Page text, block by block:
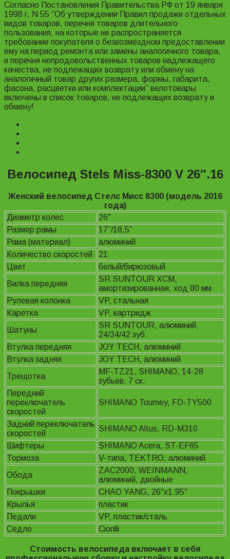
Согласно Постановления Правительства РФ от 19 января
1998 г. N 55 “Об утверждении Правил продажи отдельных
видов товаров, перечня товаров длительного
пользования, на которые не распространяется
требование покупателя о безвозмездном предоставлении
ему на период ремонта или замены аналогичного товара,
и перечня непродовольственных товаров надлежащего
качества, не подлежащих возврату или обмену на
аналогичный товар других размера, формы, габарита,
фасона, расцветки или комплектации” велотовары
включены в список товаров, не подлежащих возврату и
обмену!
Велосипед Stels Miss-8300 V 26″.16
Женский велосипед Стелс Мисс 8300 (модель 2016
года)
Диаметр колес
26″
Размер рамы
17”/18,5”
Рама (материал)
алюминий
Количество скоростей
21
Цвет
белый/бирюзовый
Вилка передняя
SR SUNTOUR XCM,
амортизированная, ход 80 мм
Рулевая колонка
VP, стальная
Каретка
VP, картридж
Шатуны
SR SUNTOUR, алюминий,
24/34/42 зуб.
Втулка передняя
JOY TECH, алюминий
Втулка задняя
JOY TECH, алюминий
Трещотка
MF-TZ21, SHIMANO, 14-28
зубьев, 7 ск.
Передний
переключатель
скоростей
SHIMANO Tourney, FD-TY500
Задний переключатель
скоростей
SHIMANO Altus, RD-M310
Шифтеры
SHIMANO Acera, ST-EF65
Тормоза
V-типа, TEKTRO, алюминий
Обода
ZAC2000, WEINMANN,
алюминий, двойные
Покрышки
CHAO YANG, 26″x1.95″
Крылья
пластик
Педали
VP, пластик/сталь
Седло
Cionlli
Стоимость велосипеда включает в себя